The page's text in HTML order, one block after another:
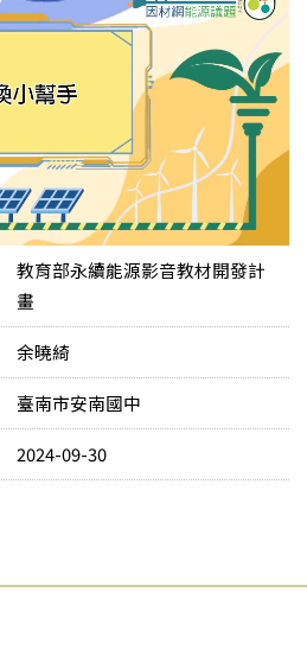
教育部永續能源影音教材開發計
畫
余曉綺
臺南市安南國中
2024-09-30